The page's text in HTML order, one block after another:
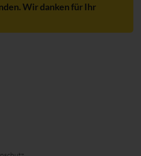
Wir danken für Ihr